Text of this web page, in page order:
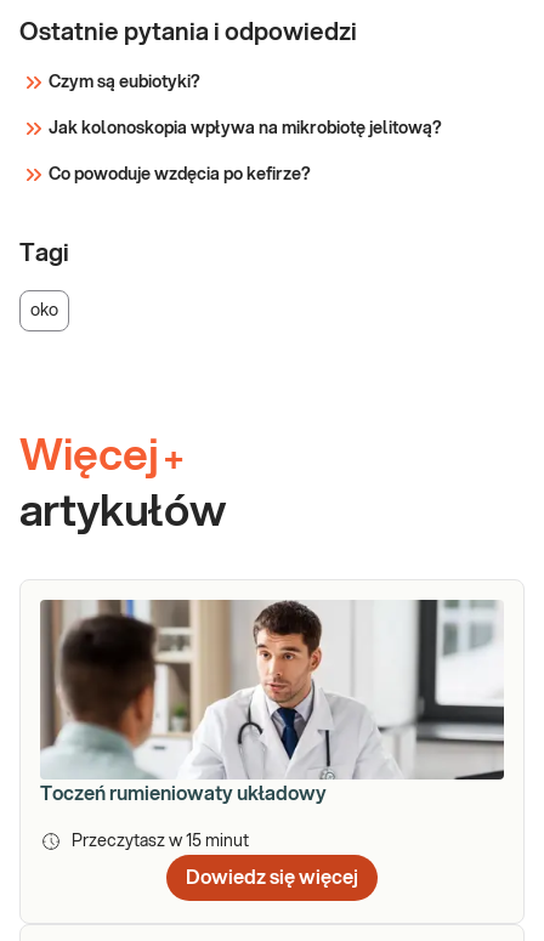
Ostatnie pytania i odpowiedzi
Czym są eubiotyki?
Jak kolonoskopia wpływa na mikrobiotę jelitową?
Co powoduje wzdęcia po kefirze?
Tagi
oko
Więcej +
artykułów
Toczeń rumieniowaty układowy
Przeczytasz w 15 minut
Dowiedz się więcej